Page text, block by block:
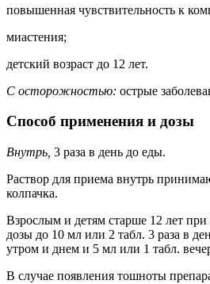
повышенная чувствительность к
миастения;
детский возраст до 12 лет.
С осторожностью: острые
Способ применения и дозы
Внутрь, 3 раза в день до еды.
Раствор для приема внутрь
колпачка.
Взрослым и детям старше 12 лет при
дозы до 10 мл или 2 табл. 3 раза в
утром и днем и 5 мл или 1 табл.
В случае появления тошноты